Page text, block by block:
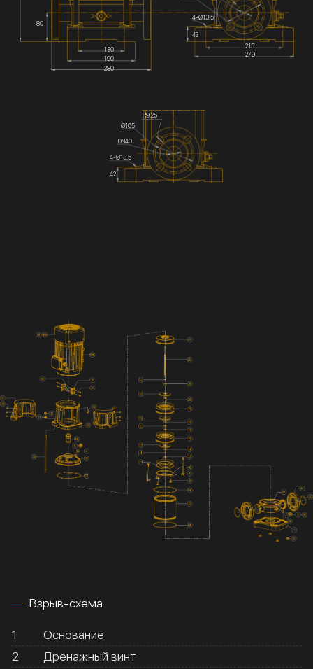
80
130
190
280
215
279
42
4-Ø13.5
DN40
R9.25
Ø105
4-Ø13.5
42
Взрыв-схема
1
Основание
2
Дренажный винт